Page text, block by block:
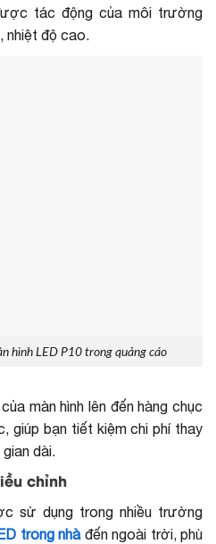
tác động của môi trường
nhiệt độ cao.
hình LED P10 trong quảng cáo
màn hình lên đến hàng chục
giúp bạn tiết kiệm chi phí thay
dài.
chỉnh
sử dụng trong nhiều trường
trong nhàđến ngoài trời, phù